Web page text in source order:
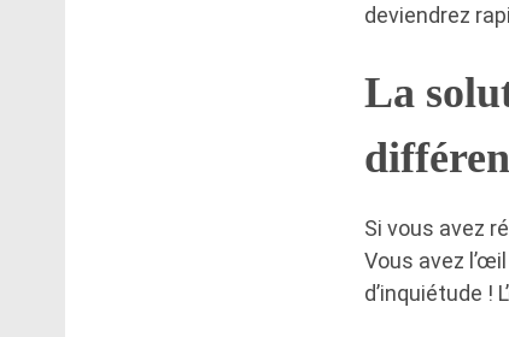
deviendrez
La
Si vous avez
Vous avez
d’inquiétude !